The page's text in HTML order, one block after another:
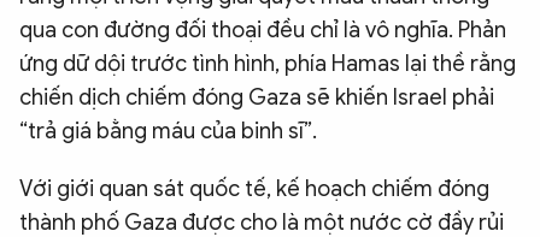
qua con đường đối thoại đều chỉ là vô nghĩa. Phản
ứng dữ dội trước tình hình, phía Hamas lại thề rằng
chiến dịch chiếm đóng Gaza sẽ khiến Israel phải
“trả giá bằng máu của binh sĩ”.
Với giới quan sát quốc tế, kế hoạch chiếm đóng
thành phố Gaza được cho là một nước cờ đầy rủi